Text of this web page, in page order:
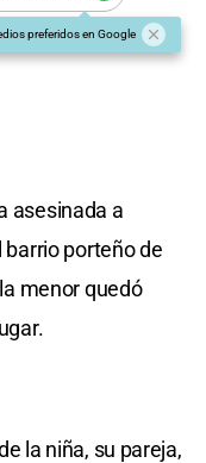
preferidos en Google
asesinada a
barrio porteño de
menor quedó
la niña, su pareja,